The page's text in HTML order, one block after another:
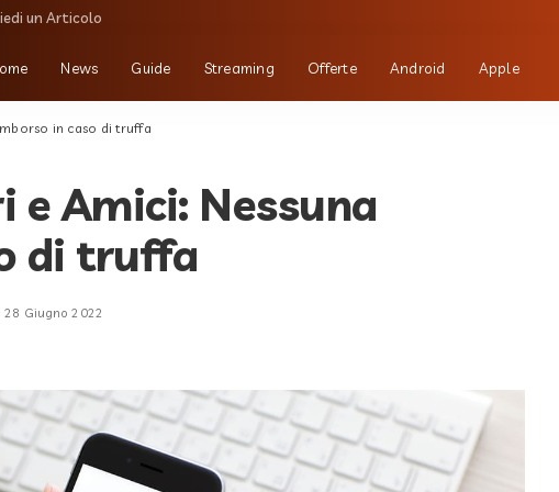
un Articolo
News Guide Streaming Offerte Android Apple
in caso di truffa
e Amici: Nessuna
di truffa
28 Giugno 2022